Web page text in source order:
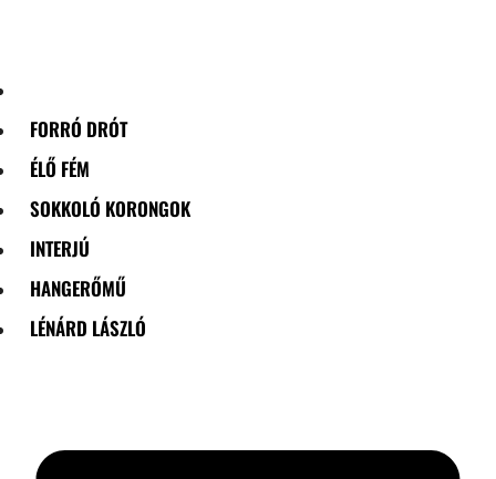
FORRÓ DRÓT
ÉLŐ FÉM
SOKKOLÓ KORONGOK
INTERJÚ
HANGERŐMŰ
LÉNÁRD LÁSZLÓ